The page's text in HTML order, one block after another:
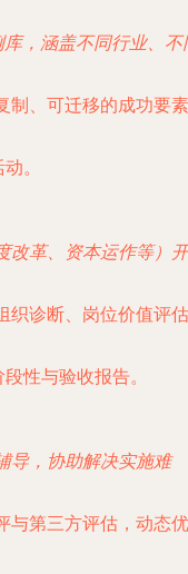
，涵盖不同行业、不
制、可迁移的成功要素
。
改革、资本运作等）开
织诊断、岗位价值评估
性与验收报告。
导，协助解决实施难
与第三方评估，动态优